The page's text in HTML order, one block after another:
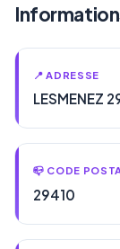
📍 ADRESSE
LESMENEZ
📪 CODE
29410